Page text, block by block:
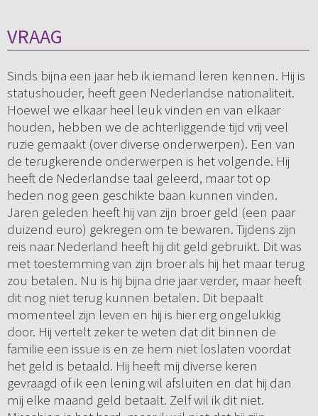
VRAAG
Sinds bijna een jaar heb ik iemand leren kennen. Hij is
statushouder, heeft geen Nederlandse nationaliteit.
Hoewel we elkaar heel leuk vinden en van elkaar
houden, hebben we de achterliggende tijd vrij veel
ruzie gemaakt (over diverse onderwerpen). Een van
de terugkerende onderwerpen is het volgende. Hij
heeft de Nederlandse taal geleerd, maar tot op
heden nog geen geschikte baan kunnen vinden.
Jaren geleden heeft hij van zijn broer geld (een paar
duizend euro) gekregen om te bewaren. Tijdens zijn
reis naar Nederland heeft hij dit geld gebruikt. Dit was
met toestemming van zijn broer als hij het maar terug
zou betalen. Nu is hij bijna drie jaar verder, maar heeft
dit nog niet terug kunnen betalen. Dit bepaalt
momenteel zijn leven en hij is hier erg ongelukkig
door. Hij vertelt zeker te weten dat dit binnen de
familie een issue is en ze hem niet loslaten voordat
het geld is betaald. Hij heeft mij diverse keren
gevraagd of ik een lening wil afsluiten en dat hij dan
mij elke maand geld betaalt. Zelf wil ik dit niet.